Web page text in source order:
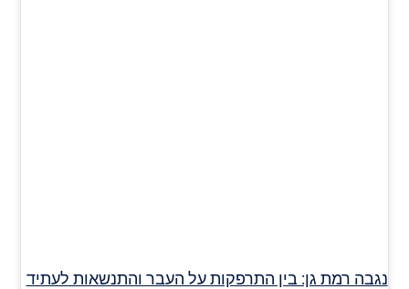
נגבה רמת גן: בין התרפקות על העבר והתנשאות לעתיד